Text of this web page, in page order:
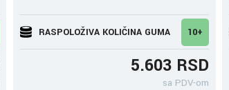
RASPOLOŽIVA KOLIČINA GUMA 10+
5.603 RSD
sa PDV-om